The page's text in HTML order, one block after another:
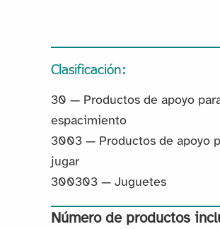
Clasificación:
30 — Productos de apoyo
espacimiento
3003 — Productos de apoyo
jugar
300303 — Juguetes
Número de productos